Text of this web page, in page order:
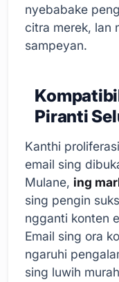
nyebabake
citra merek, lan
sampeyan.
Piranti
Kanthi
email sing
Mulane, ing
sing pengin
ngganti konten
Email sing ora
ngaruhi
sing luwih